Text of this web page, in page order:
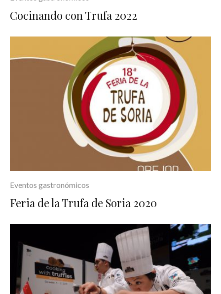
Cocinando con Trufa 2022
Eventos gastronómicos
Feria de la Trufa de Soria 2020